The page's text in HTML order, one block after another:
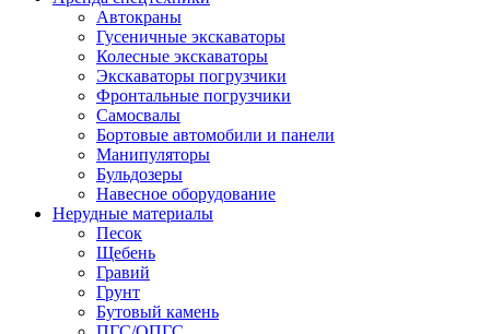
Автокраны
Гусеничные экскаваторы
Колесные экскаваторы
Экскаваторы погрузчики
Фронтальные погрузчики
Самосвалы
Бортовые автомобили и панели
Манипуляторы
Бульдозеры
Навесное оборудование
Нерудные материалы
Песок
Щебень
Гравий
Грунт
Бутовый камень